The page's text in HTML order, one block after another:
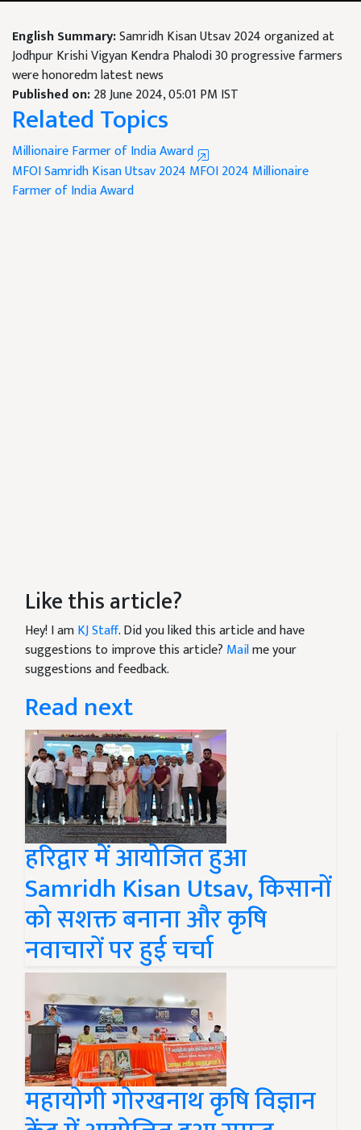
English Summary:Samridh Kisan Utsav 2024 organized at
Jodhpur Krishi Vigyan Kendra Phalodi 30 progressive farmers
were honoredm latest news
Published on:28 June 2024, 05:01 PM IST
Related Topics
Millionaire Farmer of India Award
MFOI Samridh Kisan Utsav 2024 MFOI 2024 Millionaire
Farmer of India Award
Like this article?
Hey! I amKJ Staff. Did you liked this article and have
suggestions to improve this article? Mailme your
suggestions and feedback.
Read next
हरिद्वार में आयोजित हुआ
Samridh Kisan Utsav, किसानों
को सशक्त बनाना और कृषि
नवाचारों पर हुई चर्चा
महायोगी गोरखनाथ कृषि विज्ञान